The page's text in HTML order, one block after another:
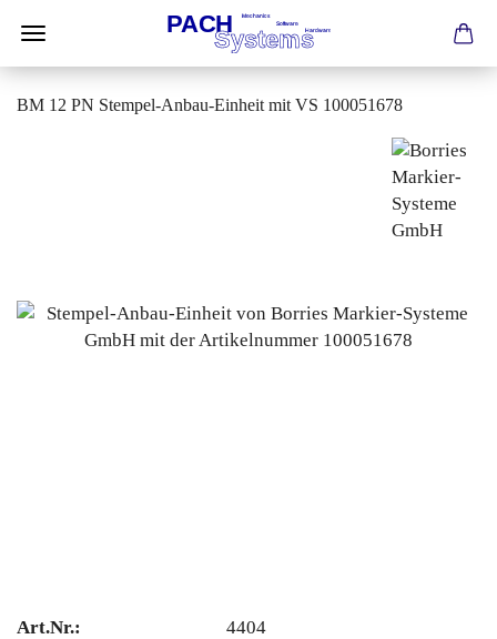
BM 12 PN Stempel-Anbau-Einheit mit VS 100051678
Art.Nr.:
4404